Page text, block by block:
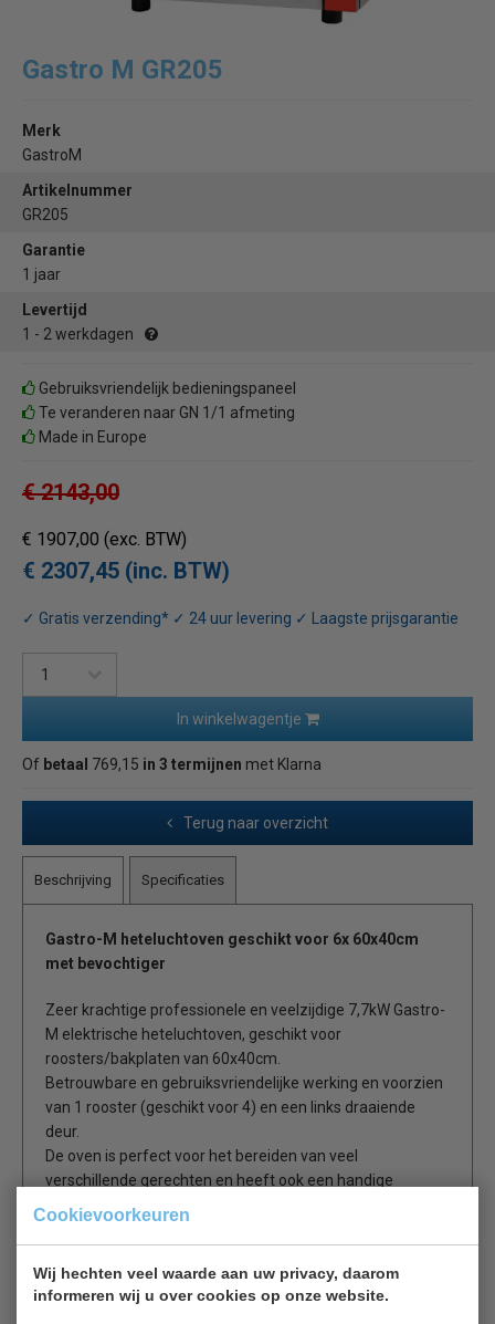
Cookievoorkeuren
Wij hechten veel waarde aan uw privacy, daarom
informeren wij u over cookies op onze website.
Gastro M GR205
Merk
GastroM
Artikelnummer
GR205
Garantie
1 jaar
Levertijd
1 - 2 werkdagen
Gebruiksvriendelijk bedieningspaneel
Te veranderen naar GN 1/1 afmeting
Made in Europe
€ 2143,00
€ 1907,00 (exc. BTW)
€ 2307,45 (inc. BTW)
✓ Gratis verzending* ✓ 24 uur levering ✓ Laagste prijsgarantie
In winkelwagentje
Of betaal 769,15 in 3 termijnen met Klarna
Terug naar overzicht
Beschrijving Specificaties
Gastro-M heteluchtoven geschikt voor 6x 60x40cm
met bevochtiger
Zeer krachtige professionele en veelzijdige 7,7kW Gastro-
M elektrische heteluchtoven, geschikt voor
roosters/bakplaten van 60x40cm.
Betrouwbare en gebruiksvriendelijke werking en voorzien
van 1 rooster (geschikt voor 4) en een links draaiende
deur.
De oven is perfect voor het bereiden van veel
verschillende gerechten en heeft ook een handige
bevochtiger zodat voedsel niet uitdroogt.
Zeer eenvoudige werking